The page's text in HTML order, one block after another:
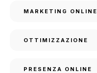
MARKETING ONLINE
OTTIMIZZAZIONE
PRESENZA ONLINE